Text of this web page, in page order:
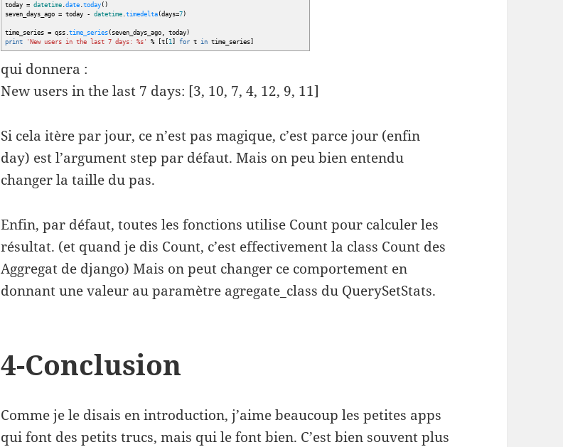
today= datetime .date .today ( )
seven_days_ago= today -datetime .timedelta (days=7 )
time_series= qss.time_series ( seven_days_ago today )
print
'New users in the last 7 days: %s' % [t 1 for t in time_series
qui donnera :
New users in the last 7 days: [3, 10, 7, 4, 12, 9, 11]
Si cela itère par jour, ce n’est pas magique, c’est parce jour (enfin
day) est l’argument step par défaut. Mais on peu bien entendu
changer la taille du pas.
Enfin, par défaut, toutes les fonctions utilise Count pour calculer les
résultat. (et quand je dis Count, c’est effectivement la class Count des
Aggregat de django) Mais on peut changer ce comportement en
donnant une valeur au paramètre agregate_class du QuerySetStats.
4-Conclusion
Comme je le disais en introduction, j’aime beaucoup les petites apps
qui font des petits trucs, mais qui le font bien. C’est bien souvent plus